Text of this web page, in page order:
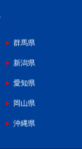
群馬県
新潟県
愛知県
岡山県
沖縄県